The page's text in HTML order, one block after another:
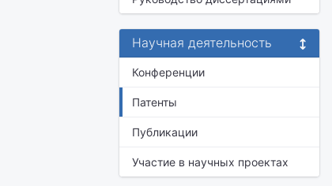
Научная деятельность
Конференции
Патенты
Публикации
Участие в научных проектах